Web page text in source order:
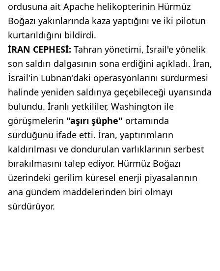
ordusuna ait Apache helikopterinin Hürmüz
Boğazı yakınlarında kaza yaptığını ve iki pilotun
kurtarıldığını bildirdi.
İRAN CEPHESİ: Tahran yönetimi, İsrail'e yönelik
son saldırı dalgasının sona erdiğini açıkladı. İran,
İsrail'in Lübnan'daki operasyonlarını sürdürmesi
halinde yeniden saldırıya geçebileceği uyarısında
bulundu. İranlı yetkililer, Washington ile
görüşmelerin "aşırı şüphe" ortamında
sürdüğünü ifade etti. İran, yaptırımların
kaldırılması ve dondurulan varlıklarının serbest
bırakılmasını talep ediyor. Hürmüz Boğazı
üzerindeki gerilim küresel enerji piyasalarının
ana gündem maddelerinden biri olmayı
sürdürüyor.